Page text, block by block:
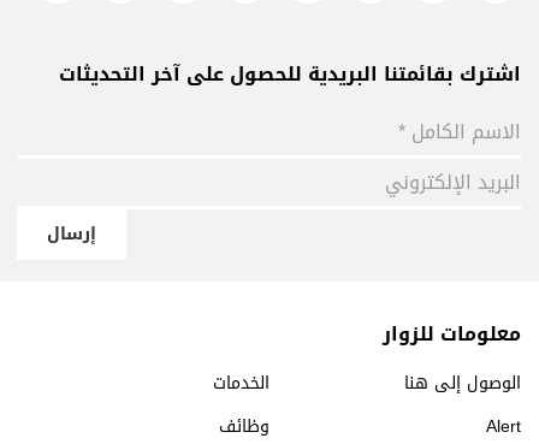
اشترك بقائمتنا البريدية للحصول على آخر التحديثات
إرسال
معلومات للزوار
الخدمات
الوصول إلى هنا
وظائف
Alert